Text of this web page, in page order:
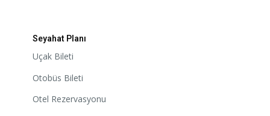
Seyahat Planı
Uçak Bileti
Otobüs Bileti
Otel Rezervasyonu